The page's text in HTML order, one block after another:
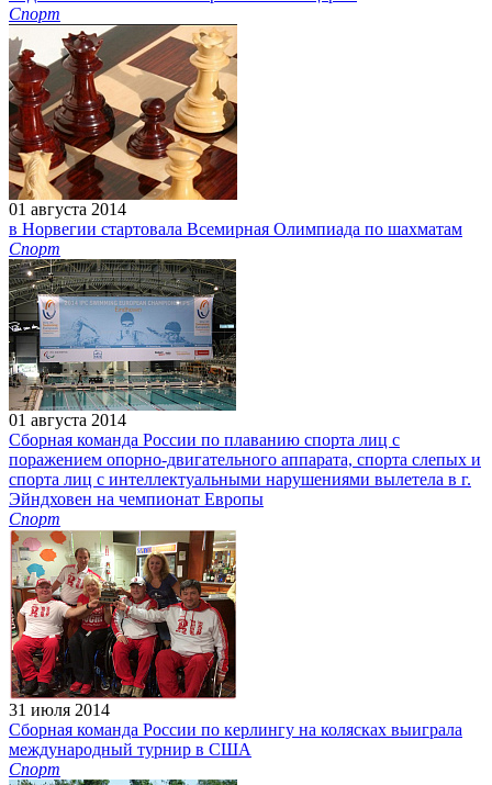
Спорт
01 августа 2014
в Норвегии стартовала Всемирная Олимпиада по шахматам
Спорт
01 августа 2014
Сборная команда России по плаванию спорта лиц с
поражением опорно-двигательного аппарата, спорта слепых и
спорта лиц с интеллектуальными нарушениями вылетела в г.
Эйндховен на чемпионат Европы
Спорт
31 июля 2014
Сборная команда России по керлингу на колясках выиграла
международный турнир в США
Спорт